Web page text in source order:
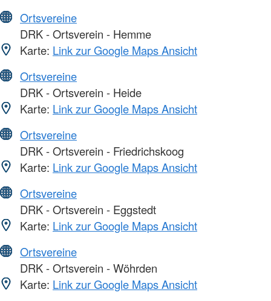
Ortsvereine
DRK - Ortsverein - Hemme
Karte: Link zur Google Maps Ansicht
Ortsvereine
DRK - Ortsverein - Heide
Karte: Link zur Google Maps Ansicht
Ortsvereine
DRK - Ortsverein - Friedrichskoog
Karte: Link zur Google Maps Ansicht
Ortsvereine
DRK - Ortsverein - Eggstedt
Karte: Link zur Google Maps Ansicht
Ortsvereine
DRK - Ortsverein - Wöhrden
Karte: Link zur Google Maps Ansicht